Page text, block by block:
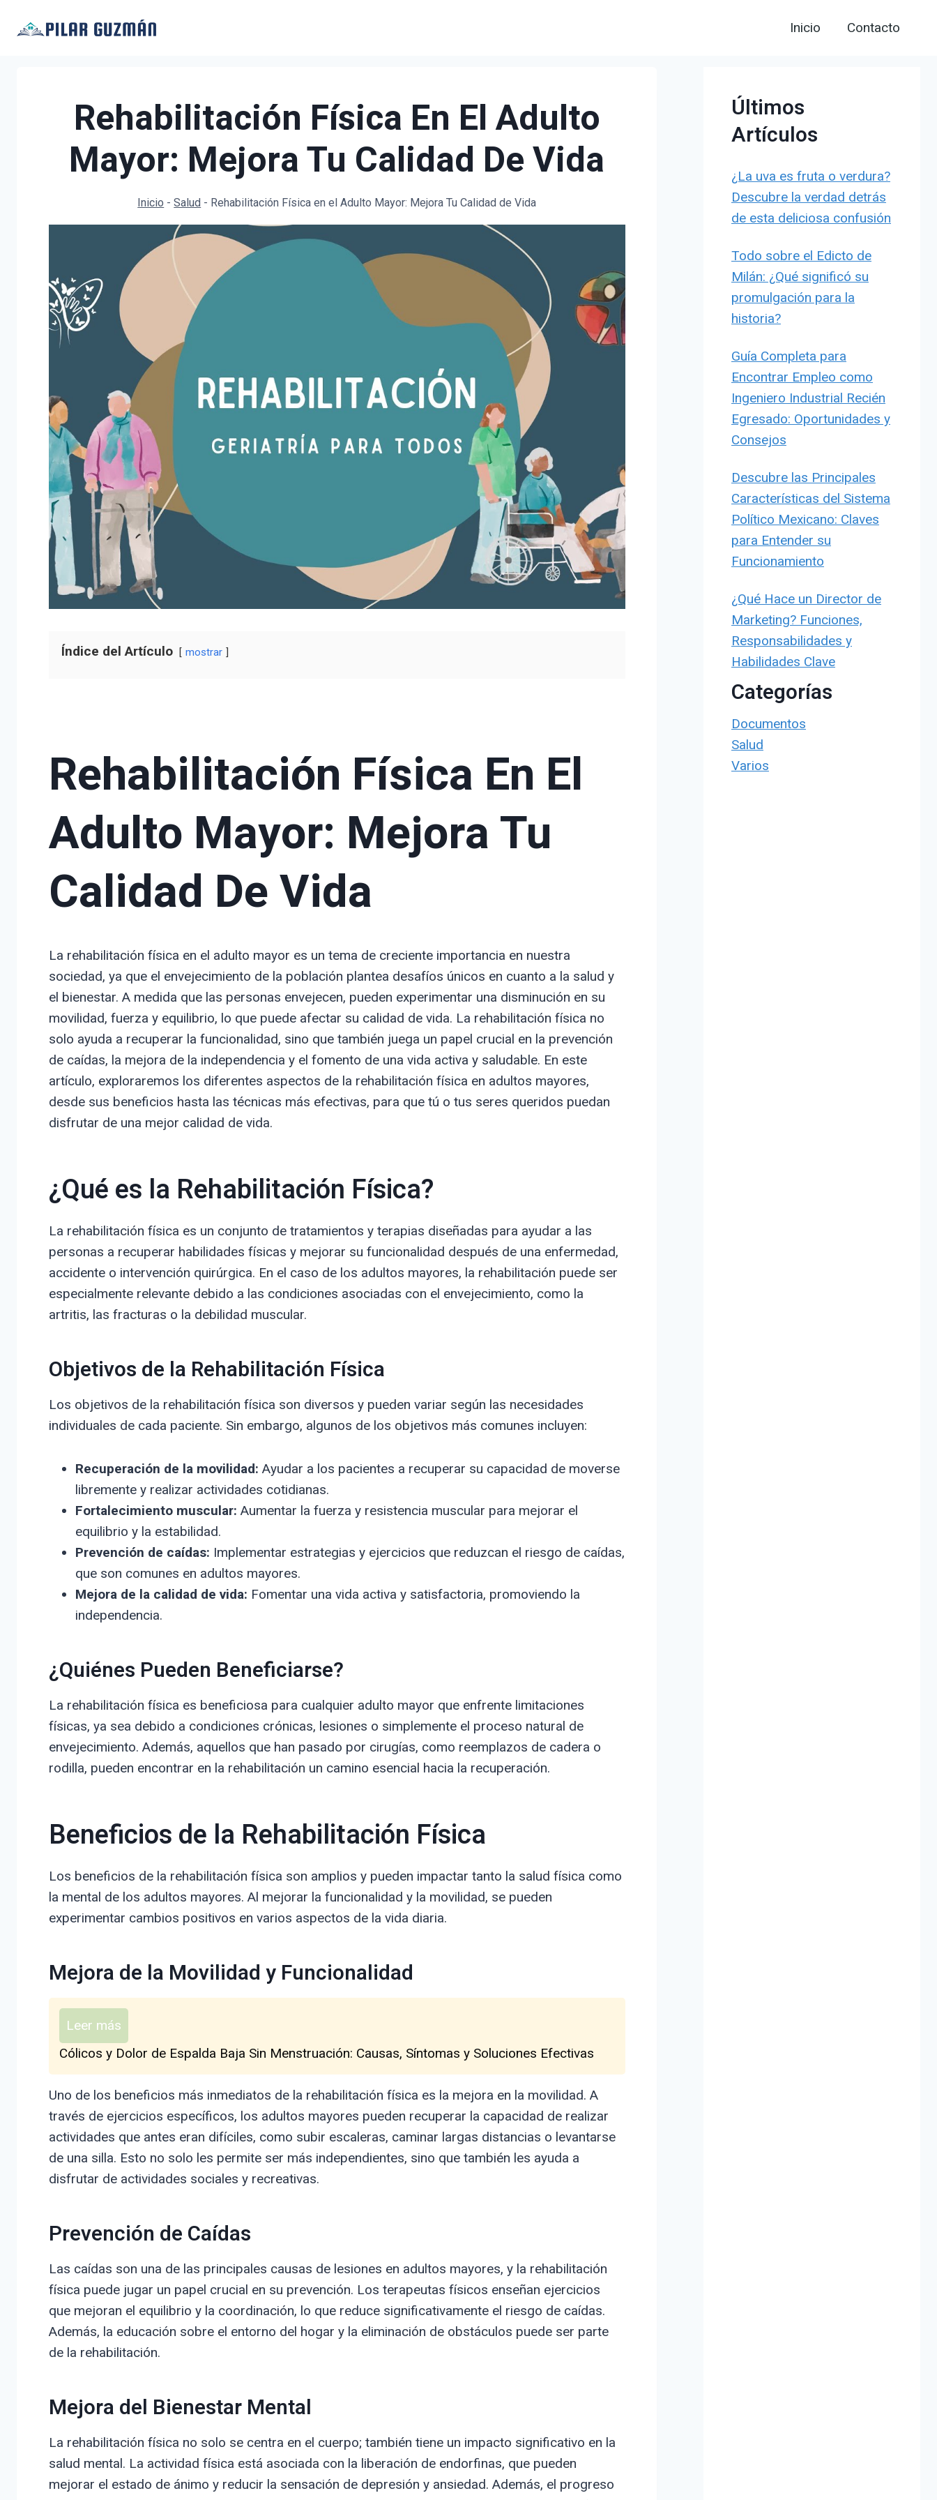
Inicio Contacto
Rehabilitación Física En El Adulto
Mayor: Mejora Tu Calidad De Vida
Inicio -Salud - Rehabilitación Física en el Adulto Mayor: Mejora Tu Calidad de Vida
Índice del Artículo mostrar
Rehabilitación Física En El
Adulto Mayor: Mejora Tu
Calidad De Vida
La rehabilitación física en el adulto mayor es un tema de creciente importancia en nuestra
sociedad, ya que el envejecimiento de la población plantea desafíos únicos en cuanto a la salud y
el bienestar. A medida que las personas envejecen, pueden experimentar una disminución en su
movilidad, fuerza y equilibrio, lo que puede afectar su calidad de vida. La rehabilitación física no
solo ayuda a recuperar la funcionalidad, sino que también juega un papel crucial en la prevención
de caídas, la mejora de la independencia y el fomento de una vida activa y saludable. En este
artículo, exploraremos los diferentes aspectos de la rehabilitación física en adultos mayores,
desde sus beneficios hasta las técnicas más efectivas, para que tú o tus seres queridos puedan
disfrutar de una mejor calidad de vida.
¿Qué es la Rehabilitación Física?
La rehabilitación física es un conjunto de tratamientos y terapias diseñadas para ayudar a las
personas a recuperar habilidades físicas y mejorar su funcionalidad después de una enfermedad,
accidente o intervención quirúrgica. En el caso de los adultos mayores, la rehabilitación puede ser
especialmente relevante debido a las condiciones asociadas con el envejecimiento, como la
artritis, las fracturas o la debilidad muscular.
Objetivos de la Rehabilitación Física
Los objetivos de la rehabilitación física son diversos y pueden variar según las necesidades
individuales de cada paciente. Sin embargo, algunos de los objetivos más comunes incluyen:
Recuperación de la movilidad: Ayudar a los pacientes a recuperar su capacidad de moverse
libremente y realizar actividades cotidianas.
Fortalecimiento muscular: Aumentar la fuerza y resistencia muscular para mejorar el
equilibrio y la estabilidad.
Prevención de caídas: Implementar estrategias y ejercicios que reduzcan el riesgo de caídas,
que son comunes en adultos mayores.
Mejora de la calidad de vida: Fomentar una vida activa y satisfactoria, promoviendo la
independencia.
¿Quiénes Pueden Beneficiarse?
La rehabilitación física es beneficiosa para cualquier adulto mayor que enfrente limitaciones
físicas, ya sea debido a condiciones crónicas, lesiones o simplemente el proceso natural de
envejecimiento. Además, aquellos que han pasado por cirugías, como reemplazos de cadera o
rodilla, pueden encontrar en la rehabilitación un camino esencial hacia la recuperación.
Beneficios de la Rehabilitación Física
Los beneficios de la rehabilitación física son amplios y pueden impactar tanto la salud física como
la mental de los adultos mayores. Al mejorar la funcionalidad y la movilidad, se pueden
experimentar cambios positivos en varios aspectos de la vida diaria.
Mejora de la Movilidad y Funcionalidad
Leer más
Cólicos y Dolor de Espalda Baja Sin Menstruación: Causas, Síntomas y Soluciones Efectivas
Uno de los beneficios más inmediatos de la rehabilitación física es la mejora en la movilidad. A
través de ejercicios específicos, los adultos mayores pueden recuperar la capacidad de realizar
actividades que antes eran difíciles, como subir escaleras, caminar largas distancias o levantarse
de una silla. Esto no solo les permite ser más independientes, sino que también les ayuda a
disfrutar de actividades sociales y recreativas.
Prevención de Caídas
Las caídas son una de las principales causas de lesiones en adultos mayores, y la rehabilitación
física puede jugar un papel crucial en su prevención. Los terapeutas físicos enseñan ejercicios
que mejoran el equilibrio y la coordinación, lo que reduce significativamente el riesgo de caídas.
Además, la educación sobre el entorno del hogar y la eliminación de obstáculos puede ser parte
de la rehabilitación.
Mejora del Bienestar Mental
La rehabilitación física no solo se centra en el cuerpo; también tiene un impacto significativo en la
salud mental. La actividad física está asociada con la liberación de endorfinas, que pueden
mejorar el estado de ánimo y reducir la sensación de depresión y ansiedad. Además, el progreso
Últimos
Artículos
¿La uva es fruta o verdura?
Descubre la verdad detrás
de esta deliciosa confusión
Todo sobre el Edicto de
Milán: ¿Qué significó su
promulgación para la
historia?
Guía Completa para
Encontrar Empleo como
Ingeniero Industrial Recién
Egresado: Oportunidades y
Consejos
Descubre las Principales
Características del Sistema
Político Mexicano: Claves
para Entender su
Funcionamiento
¿Qué Hace un Director de
Marketing? Funciones,
Responsabilidades y
Habilidades Clave
Categorías
Documentos
Salud
Varios